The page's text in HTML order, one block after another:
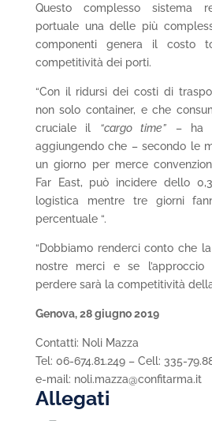
Questo complesso sistema
portuale una delle più
componenti genera il costo
competitività dei porti.
“Con il ridursi dei costi di
non solo container, e che
cruciale il “cargo time” – ha
aggiungendo che – secondo le
un giorno per merce
Far East, può incidere dello
logistica mentre tre giorni
percentuale “.
“Dobbiamo renderci conto che
nostre merci e se
perdere sarà la competitività
Genova, 28 giugno 2019
Contatti: Noli Mazza
Tel: 06-674.81.249 – Cell: 335-
e-mail: noli.mazza@confitarma.it
Allegati